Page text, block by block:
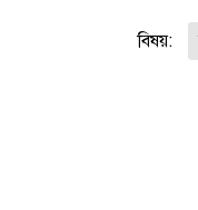
বিষয়: